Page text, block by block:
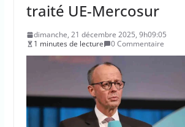
traité UE-Mercosur
dimanche, 21 décembre 2025, 9h09:05
1 minutes de lecture
0 Commentaire